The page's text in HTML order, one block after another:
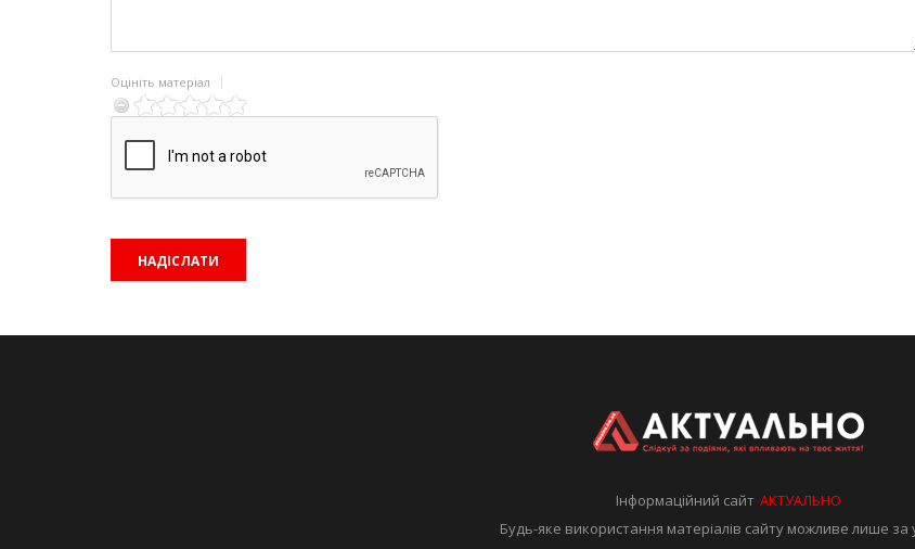
Оцініть матеріал
Інформаційний сайтАКТУАЛЬНО
Будь-яке використання матеріалів сайту можливе лише за